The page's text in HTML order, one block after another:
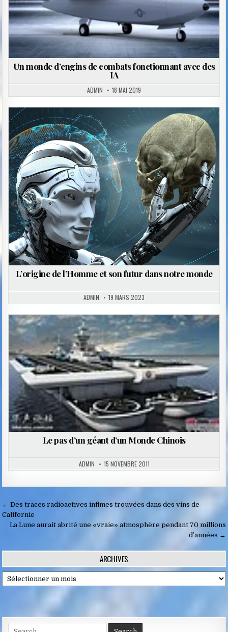
Un monde d’engins de combats fonctionnant avec des
IA
ADMIN 18 MAI 2019
Posted
in
L’origine de l’Homme et son futur dans notre monde
ADMIN 19 MARS 2023
Posted
in
Le pas d’un géant d’un Monde Chinois
ADMIN 15 NOVEMBRE 2011
Navigation
de
← Des traces radioactives infimes trouvées dans des vins de
Californie
La Lune aurait abrité une «vraie» atmosphère pendant 70 millions
d’années →
ARCHIVES
Archives
Search